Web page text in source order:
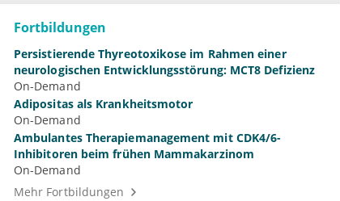
Fortbildungen
Persistierende Thyreotoxikose im Rahmen einer
neurologischen Entwicklungsstörung: MCT8 Defizienz
On-Demand
Adipositas als Krankheitsmotor
On-Demand
Ambulantes Therapiemanagement mit CDK4/6-
Inhibitoren beim frühen Mammakarzinom
On-Demand
Mehr Fortbildungen